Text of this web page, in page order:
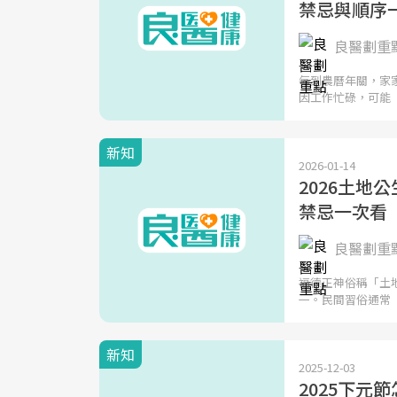
禁忌與順序
良醫劃重
每到農曆年關，家
因工作忙碌，可能
新知
2026-01-14
2026土地
禁忌一次看
良醫劃重
福德正神俗稱「土
一。民間習俗通常
新知
2025-12-03
2025下元